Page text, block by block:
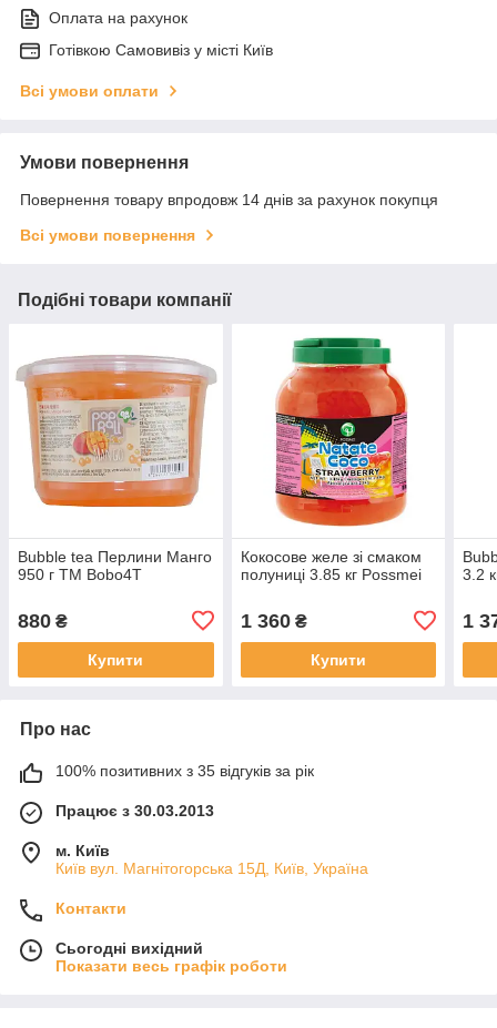
Оплата на рахунок
Готiвкою Самовивiз у місті Київ
Всі умови оплати
Умови повернення
Повернення товару впродовж 14 днів за рахунок покупця
Всі умови повернення
Подібні товари компанії
Bubble tea Перлини Манго
950 г TM Bobo4T
880 ₴
Купити
Кокосове желе зі смаком
полуниці 3.85 кг Possmei
1 360₴
Купити
3.2
1
Про нас
100% позитивних з 35 відгуків за рік
Працює з 30.03.2013
м. Київ
Київ вул. Магнiтогорська 15Д, Київ, Україна
Контакти
Сьогодні вихідний
Показати весь графік роботи